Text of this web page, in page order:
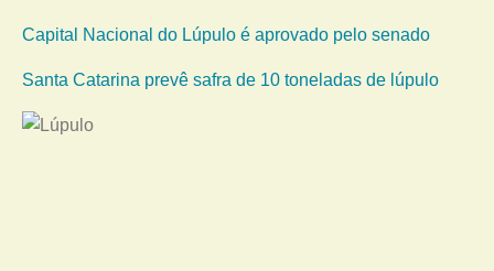
Capital Nacional do Lúpulo é aprovado pelo senado
Santa Catarina prevê safra de 10 toneladas de lúpulo